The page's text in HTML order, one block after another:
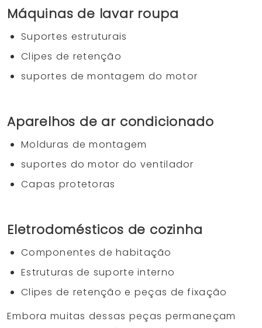
Máquinas de lavar roupa
Suportes estruturais
Clipes de retenção
suportes de montagem do motor
Aparelhos de ar condicionado
Molduras de montagem
suportes do motor do ventilador
Capas protetoras
Eletrodomésticos de cozinha
Componentes de habitação
Estruturas de suporte interno
Clipes de retenção e peças de fixação
Embora muitas dessas peças permaneçam